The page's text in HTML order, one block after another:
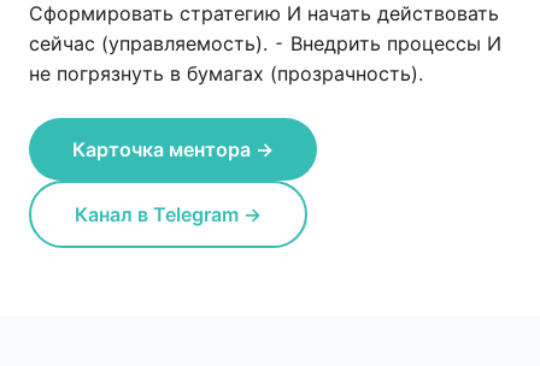
Сформировать стратегию И начать действовать
сейчас (управляемость). ⁃ Внедрить процессы И
не погрязнуть в бумагах (прозрачность).
Карточка ментора →
Канал в Telegram →